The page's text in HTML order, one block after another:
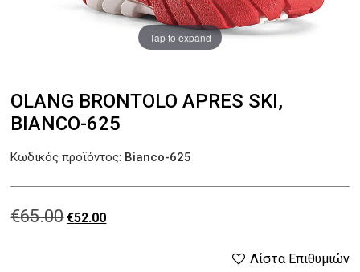
Tap to expand
OLANG BRONTOLO APRES SKI,
BIANCO-625
€65.00Original
€52.00Η
Λίστα Επιθυμιών
Κωδικός προϊόντος: Bianco-625